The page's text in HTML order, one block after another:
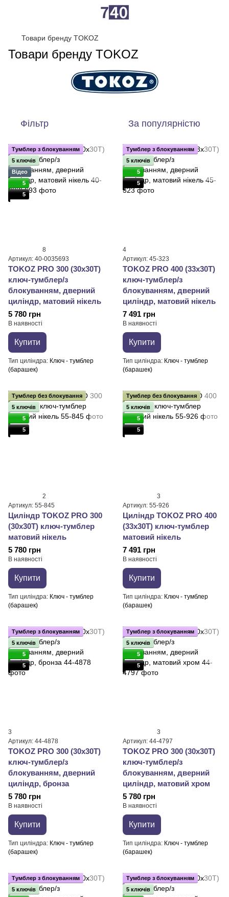
Товари бренду TOKOZ
Товари бренду TOKOZ
Фільтр За популярністю
Тумблер з блокуванням
5 ключів
Відео
5
5
8
Артикул: 40-0035693
TOKOZ PRO 300 (30x30T)
ключ-тумблер/з
блокуванням, дверний
циліндр, матовий нікель
5 780 грн
В наявності
Купити
Тип циліндра Ключ - тумблер
(барашек)
Тумблер з блокуванням
5 ключів
5
5
4
Артикул: 45-323
TOKOZ PRO 400 (33x30T)
ключ-тумблер/з
блокуванням, дверний
циліндр, матовий нікель
7 491 грн
В наявності
Купити
Тип циліндра Ключ - тумблер
(барашек)
Тумблер без блокування
5 ключів
5
5
2
Артикул: 55-845
Циліндр TOKOZ PRO 300
(30x30T) ключ-тумблер
матовий нікель
5 780 грн
В наявності
Купити
Тип циліндра Ключ - тумблер
(барашек)
Тумблер без блокування
5 ключів
5
5
3
Артикул: 55-926
Циліндр TOKOZ PRO 400
(33x30T) ключ-тумблер
матовий нікель
7 491 грн
В наявності
Купити
Тип циліндра Ключ - тумблер
(барашек)
Тумблер з блокуванням
5 ключів
5
5
3
Артикул: 44-4878
TOKOZ PRO 300 (30x30T)
ключ-тумблер/з
блокуванням, дверний
циліндр, бронза
5 780 грн
В наявності
Купити
Тип циліндра Ключ - тумблер
(барашек)
Тумблер з блокуванням
5 ключів
5
5
3
Артикул: 44-4797
TOKOZ PRO 300 (30x30T)
ключ-тумблер/з
блокуванням, дверний
циліндр, матовий хром
5 780 грн
В наявності
Купити
Тип циліндра Ключ - тумблер
(барашек)
Тумблер з блокуванням
5 ключів
Тумблер з блокуванням
5 ключів